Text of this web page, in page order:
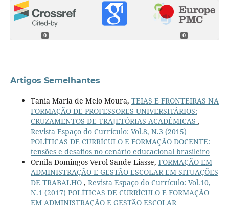
0 0
Artigos Semelhantes
Tania Maria de Melo Moura, TEIAS E FRONTEIRAS NA
FORMAÇÃO DE PROFESSORES UNIVERSITÁRIOS:
CRUZAMENTOS DE TRAJETÓRIAS ACADÊMICAS ,
Revista Espaço do Currículo: Vol.8, N.3 (2015)
POLÍTICAS DE CURRÍCULO E FORMAÇÃO DOCENTE:
tensões e desafios no cenário educacional brasileiro
Ornila Domingos Verol Sande Liasse, FORMAÇÃO EM
ADMINISTRAÇÃO E GESTÃO ESCOLAR EM SITUAÇÕES
DE TRABALHO , Revista Espaço do Currículo: Vol.10,
N.1 (2017) POLÍTICAS DE CURRÍCULO E FORMAÇÃO
EM ADMINISTRAÇÃO E GESTÃO ESCOLAR